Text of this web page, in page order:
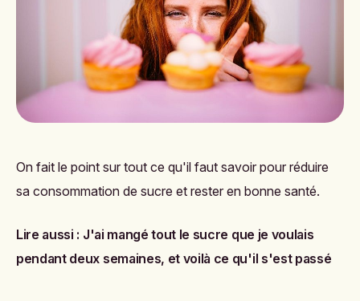
On fait le point sur tout ce qu'il faut savoir pour réduire
sa consommation de sucre et rester en bonne santé.
Lire aussi : J'ai mangé tout le sucre que je voulais
pendant deux semaines, et voilà ce qu'il s'est passé